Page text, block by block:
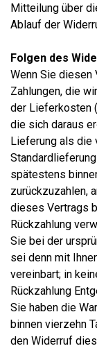
Mitteilung über
Ablauf der
Folgen des
Wenn Sie diesen
Zahlungen, die
der Lieferkosten
die sich daraus
Lieferung als die
spätestens
zurückzuzahlen,
dieses Vertrags
Rückzahlung
Sie bei der
sei denn mit
vereinbart; in
Rückzahlung
Sie haben die
binnen vierzehn
den Widerruf